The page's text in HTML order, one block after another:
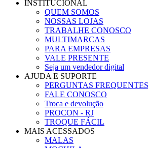
INSTITUCIONAL
QUEM SOMOS
NOSSAS LOJAS
TRABALHE CONOSCO
MULTIMARCAS
PARA EMPRESAS
VALE PRESENTE
Seja um vendedor digital
AJUDA E SUPORTE
PERGUNTAS FREQUENTES
FALE CONOSCO
Troca e devolução
PROCON - RJ
TROQUE FÁCIL
MAIS ACESSADOS
MALAS